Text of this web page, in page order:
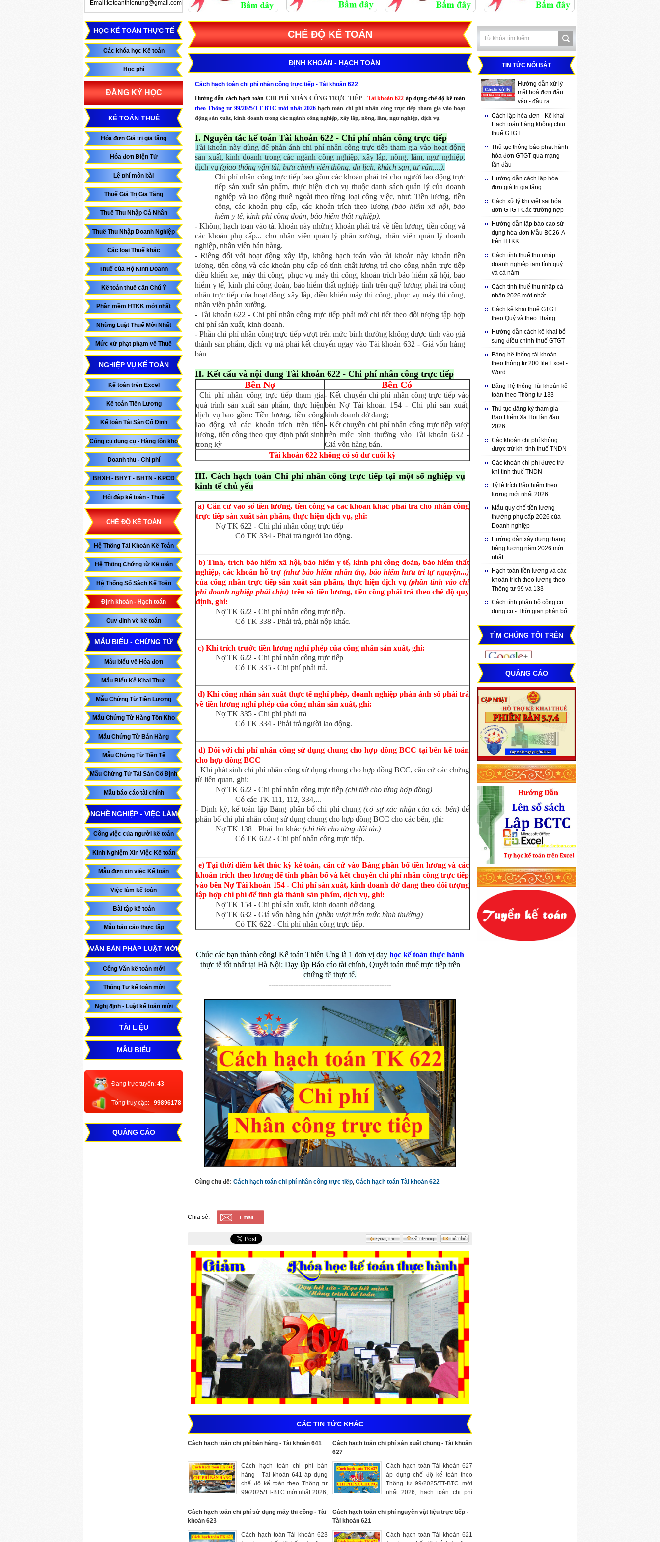
Email:ketoanthienung@gmail.com
HỌC KẾ TOÁN THỰC TẾ
Các khóa học Kế toán
Học phí
ĐĂNG KÝ HỌC
KẾ TOÁN THUẾ
Hóa đơn Giá trị gia tăng
Hóa đơn Điện Tử
Lệ phí môn bài
Thuế Giá Trị Gia Tăng
Thuế Thu Nhập Cá Nhân
Thuế Thu Nhập Doanh Nghiệp
Các loại Thuế khác
Thuế của Hộ Kinh Doanh
Kế toán thuế cần Chú Ý
Phần mềm HTKK mới nhất
Những Luật Thuế Mới Nhất
Mức xử phạt phạm về Thuế
NGHIỆP VỤ KẾ TOÁN
Kế toán trên Excel
Kế toán Tiền Lương
Kế toán Tài Sản Cố Định
Công cụ dụng cụ - Hàng tồn kho
Doanh thu - Chi phí
BHXH - BHYT - BHTN - KPCĐ
Hỏi đáp kế toán - Thuế
CHẾ ĐỘ KẾ TOÁN
Hệ Thống Tải Khoản Kế Toán
Hệ Thống Chứng từ Kế toán
Hệ Thống Sổ Sách Kế Toán
Định khoản - Hạch toán
Quy định về kế toán
MẪU BIỂU - CHỨNG TỪ
Mẫu biểu về Hóa đơn
Mẫu Biểu Kê Khai Thuế
Mẫu Chứng Từ Tiền Lương
Mẫu Chứng Từ Hàng Tồn Kho
Mẫu Chứng Từ Bán Hàng
Mẫu Chứng Từ Tiền Tệ
Mẫu Chứng Từ Tài Sản Cố Định
Mẫu báo cáo tài chính
NGHỀ NGHIỆP - VIỆC LÀM
Công việc của người kế toán
Kinh Nghiệm Xin Việc Kế toán
Mẫu đơn xin việc Kế toán
Việc làm kế toán
Bài tập kế toán
Mẫu báo cáo thực tập
VĂN BẢN PHÁP LUẬT MỚI
Công Văn kế toán mới
Thông Tư kế toán mới
Nghị định - Luật kế toán mới
TÀI LIỆU
MẪU BIỂU
Đang trực tuyến: 43
Tổng truy cập: 99896178
QUẢNG CÁO
CHẾ ĐỘ KẾ TOÁN
ĐỊNH KHOẢN - HẠCH TOÁN
Cách hạch toán chi phí nhân công trực tiếp - Tài khoản 622
Hướng dẫn cách hạch toán CHI PHÍ NHÂN CÔNG TRỰC TIẾP - Tài khoản 622 áp dụng chế độ kế toán
theo Thông tư 99/2025/TT-BTC mới nhất 2026hạch toán chi phí nhân công trực tiếp tham gia vào hoạt
động sản xuất, kinh doanh trong các ngành công nghiệp, xây lắp, nông, lâm, ngư nghiệp, dịch vụ
I. Nguyên tắc kế toán Tài khoản 622 - Chi phí nhân công trực tiếp
Tài khoản này dùng để phản ánh chi phí nhân công trực tiếp tham gia vào hoạt động
sản xuất, kinh doanh trong các ngành công nghiệp, xây lắp, nông, lâm, ngư nghiệp,
dịch vụ (giao thông vận tải, bưu chính viễn thông, du lịch, khách sạn, tư vấn,...).
Chi phí nhân công trực tiếp bao gồm các khoản phải trả cho người lao động trực
tiếp sản xuất sản phẩm, thực hiện dịch vụ thuộc danh sách quản lý của doanh
nghiệp và lao động thuê ngoài theo từng loại công việc, như: Tiền lương, tiền
công, các khoản phụ cấp, các khoản trích theo lương(bảo hiểm xã hội, bảo
hiểm y tế, kinh phí công đoàn, bảo hiểm thất nghiệp).
- Không hạch toán vào tài khoản này những khoản phải trả về tiền lương, tiền công và
các khoản phụ cấp... cho nhân viên quản lý phân xưởng, nhân viên quản lý doanh
nghiệp, nhân viên bán hàng.
- Riêng đối với hoạt động xây lắp, không hạch toán vào tài khoản này khoản tiền
lương, tiền công và các khoản phụ cấp có tính chất lương trả cho công nhân trực tiếp
điều khiển xe, máy thi công, phục vụ máy thi công, khoản trích bảo hiểm xã hội, bảo
hiểm y tế, kinh phí công đoàn, bảo hiểm thất nghiệp tính trên quỹ lương phải trả công
nhân trực tiếp của hoạt động xây lắp, điều khiển máy thi công, phục vụ máy thi công,
nhân viên phân xưởng.
- Tài khoản 622 - Chi phí nhân công trực tiếp phải mở chi tiết theo đối tượng tập hợp
chi phí sản xuất, kinh doanh.
- Phần chi phí nhân công trực tiếp vượt trên mức bình thường không được tính vào giá
thành sản phẩm, dịch vụ mà phải kết chuyển ngay vào Tài khoản 632 - Giá vốn hàng
bán.
II. Kết cấu và nội dung Tài khoản 622 - Chi phí nhân công trực tiếp
Bên Nợ Bên Có
Chi phí nhân công trực tiếp tham gia
quá trình sản xuất sản phẩm, thực hiện
dịch vụ bao gồm: Tiền lương, tiền công
lao động và các khoản trích trên tiền
lương, tiền công theo quy định phát sinh
trong kỳ
- Kết chuyển chi phí nhân công trực tiếp vào
bên Nợ Tài khoản 154 - Chi phí sản xuất,
kinh doanh dở dang;
- Kết chuyển chi phí nhân công trực tiếp vượt
trên mức bình thường vào Tài khoản 632 -
Giá vốn hàng bán.
Tài khoản 622 không có số dư cuối kỳ
III. Cách hạch toán Chi phí nhân công trực tiếp tại một số nghiệp vụ
kinh tế chủ yếu
a) Căn cứ vào số tiền lương, tiền công và các khoản khác phải trả cho nhân công
trực tiếp sản xuất sản phẩm, thực hiện dịch vụ, ghi:
Nợ TK 622 - Chi phí nhân công trực tiếp
Có TK 334 - Phải trả người lao động.
b) Tính, trích bảo hiểm xã hội, bảo hiểm y tế, kinh phí công đoàn, bảo hiểm thất
nghiệp, các khoản hỗ trợ(như bảo hiểm nhân thọ, bảo hiểm hưu trí tự nguyện...)
của công nhân trực tiếp sản xuất sản phẩm, thực hiện dịch vụ(phần tính vào chi
phí doanh nghiệp phải chịu) trên số tiền lương, tiền công phải trả theo chế độ quy
định, ghi:
Nợ TK 622 - Chi phí nhân công trực tiếp.
Có TK 338 - Phải trả, phải nộp khác.
c) Khi trích trước tiền lương nghỉ phép của công nhân sản xuất, ghi:
Nợ TK 622 - Chi phí nhân công trực tiếp
Có TK 335 - Chi phí phải trả.
d) Khi công nhân sản xuất thực tế nghỉ phép, doanh nghiệp phản ánh số phải trả
về tiền lương nghỉ phép của công nhân sản xuất, ghi:
Nợ TK 335 - Chi phí phải trả
Có TK 334 - Phải trả người lao động.
đ) Đối với chi phí nhân công sử dụng chung cho hợp đồng BCC tại bên kế toán
cho hợp đồng BCC
- Khi phát sinh chi phí nhân công sử dụng chung cho hợp đồng BCC, căn cứ các chứng
từ liên quan, ghi:
Nợ TK 622 - Chi phí nhân công trực tiếp (chi tiết cho từng hợp đồng)
Có các TK 111, 112, 334,...
- Định kỳ, kế toán lập Bảng phân bổ chi phí chung(có sự xác nhận của các bên)để
phân bổ chi phí nhân công sử dụng chung cho hợp đồng BCC cho các bên, ghi:
Nợ TK 138 - Phải thu khác (chi tiết cho từng đối tác)
Có TK 622 - Chi phí nhân công trực tiếp.
e) Tại thời điểm kết thúc kỳ kế toán, căn cứ vào Bảng phân bổ tiền lương và các
khoản trích theo lương để tính phân bổ và kết chuyển chi phí nhân công trực tiếp
vào bên Nợ Tài khoản 154 - Chi phí sản xuất, kinh doanh dở dang theo đối tượng
tập hợp chi phí để tính giá thành sản phẩm, dịch vụ, ghi:
Nợ TK 154 - Chi phí sản xuất, kinh doanh dở dang
Nợ TK 632 - Giá vốn hàng bán (phần vượt trên mức bình thường)
Có TK 622 - Chi phí nhân công trực tiếp.
Chúc các bạn thành công! Kế toán Thiên Ưng là 1 đơn vị dạy học kế toán thực hành
thực tế tốt nhất tại Hà Nội: Dạy lập Báo cáo tài chính, Quyết toán thuế trực tiếp trên
chứng từ thực tế.
--------------------------------------------------
Cùng chủ đề: Cách hạch toán chi phí nhân công trực tiếp, Cách hạch toán Tài khoản 622
Chia sẻ:
CÁC TIN TỨC KHÁC
Cách hạch toán chi phí bán hàng - Tài khoản 641
Cách hạch toán chi phí bán
hàng - Tài khoản 641 áp dụng
chế độ kế toán theo Thông tư
99/2025/TT-BTC mới nhất 2026,
phát sinh trong quá trình bán
Cách hạch toán chi phí sản xuất chung - Tài khoản
627
Cách hạch toán Tài khoản 627
áp dụng chế độ kế toán theo
Thông tư 99/2025/TT-BTC mới
nhất 2026, hạch toán chi phí
chung phát sinh ở phân xưởng,
thực hiện dịch vụ
Cách hạch toán chi phí sử dụng máy thi công - Tài
khoản 623
Cách hạch toán Tài khoản 623
Cách hạch toán chi phí nguyên vật liệu trực tiếp -
Tài khoản 621
Cách hạch toán Tài khoản 621
TIN TỨC NỔI BẬT
Hướng dẫn xử lý
mất hoá đơn đầu
vào - đầu ra
Cách lập hóa đơn - Kê khai -
Hạch toán hàng không chịu
thuế GTGT
Thủ tục thông báo phát hành
hóa đơn GTGT qua mạng
lần đầu
Hướng dẫn cách lập hóa
đơn giá trị gia tăng
Cách xử lý khi viết sai hóa
đơn GTGT Các trường hợp
Hướng dẫn lập báo cáo sử
dụng hóa đơn Mẫu BC26-A
trên HTKK
Cách tính thuế thu nhập
doanh nghiệp tạm tính quý
và cả năm
Cách tính thuế thu nhập cá
nhân 2026 mới nhất
Cách kê khai thuế GTGT
theo Quý và theo Tháng
Hướng dẫn cách kê khai bổ
sung điều chỉnh thuế GTGT
Bảng hệ thống tài khoản
theo thông tư 200 file Excel -
Word
Bảng Hệ thống Tài khoản kế
toán theo Thông tư 133
Thủ tục đăng ký tham gia
Bảo Hiểm Xã Hội lần đầu
2026
Các khoản chi phí không
được trừ khi tính thuế TNDN
Các khoản chi phí được trừ
khi tính thuế TNDN
Tỷ lệ trích Bảo hiểm theo
lương mới nhất 2026
Mẫu quy chế tiền lương
thưởng phụ cấp 2026 của
Doanh nghiệp
Hướng dẫn xây dựng thang
bảng lương năm 2026 mới
nhất
Hạch toán tiền lương và các
khoản trích theo lương theo
Thông tư 99 và 133
Cách tính phân bổ công cụ
dụng cụ - Thời gian phân bổ
TÌM CHÚNG TÔI TRÊN
QUẢNG CÁO